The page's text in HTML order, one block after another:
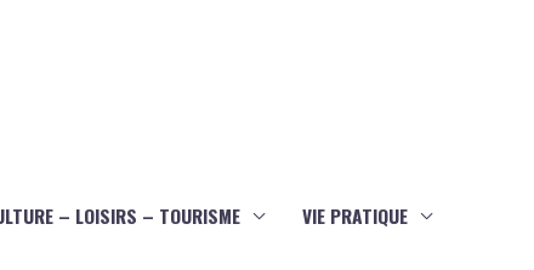
– LOISIRS – TOURISME VIE PRATIQUE